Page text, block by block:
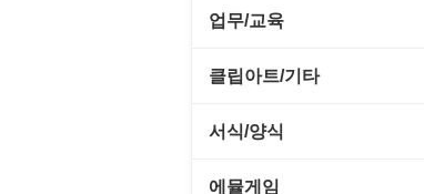
압축파일 관리
파일/디스크
하드웨어 관련
실행기/툴바
운영체제 ISO/Image
커서/아이콘 툴
폰트관리/인쇄
사이트 저작도구
원격도구
웹 브라우저
백오피스/.NET
SCSI/IDE/USB
업무/교육
MS 오피스 관련
클립아트/기타
동영상 클립
서식/양식
경찰청-감사
에뮬게임